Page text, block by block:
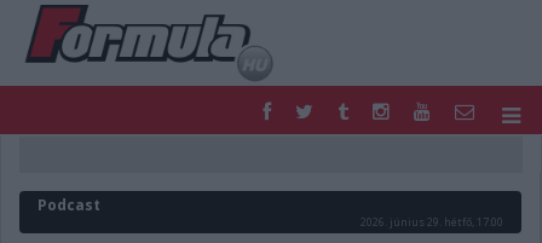
FORMULA
MOTOR
Podcast
2026. június 29. hétfő, 17:00